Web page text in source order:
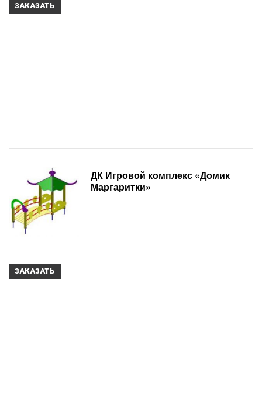
ЗАКАЗАТЬ
ДК Игровой комплекс «Домик
Маргаритки»
ЗАКАЗАТЬ